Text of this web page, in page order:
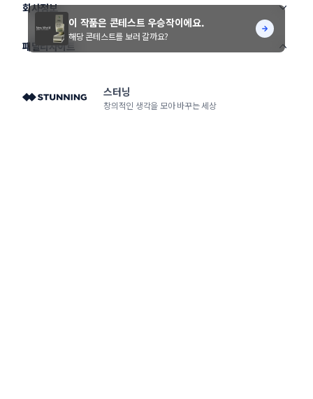
회사정보
패밀리사이트
스터닝
창의적인 생각을 모아 바꾸는 세상
이 작품은 콘테스트 우승작이에요.
해당 콘테스트를 보러 갈까요?